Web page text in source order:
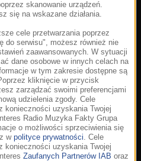
skanowanie urządzeń.
się na wskazane działania.
cele przetwarzania poprzez
do serwisu", możesz również nie
zaawansowanych. W sytuacji
dane osobowe w innych celach na
w tym zakresie dostępne są
kliknięcie w przycisk
zarządzać swoimi preferencjami
udzielenia zgody. Cele
konieczności uzyskania Twojej
Radio Muzyka Fakty Grupa
o możliwości sprzeciwienia się
w polityce prywatności. Cele
konieczności uzyskania Twojej
Zaufanych Partnerów IAB oraz